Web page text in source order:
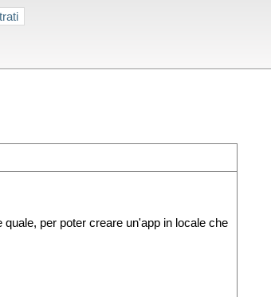
per poter creare un'app in locale che